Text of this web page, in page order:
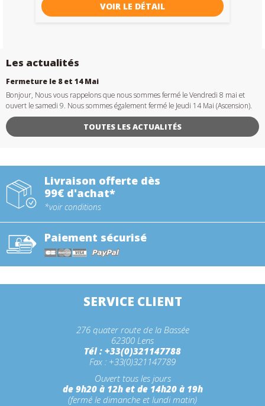
VOIR LE DÉTAIL
Les actualités
Fermeture le 8 et 14 Mai
Bonjour, Nous vous rappelons que nous sommes fermé le Vendredi 8 mai et
ouvert le samedi 9. Nous sommes également fermé le Jeudi 14 Mai (Ascension).
TOUTES LES ACTUALITÉS
Livraison offerte dès
99€ d'achat*
*voir conditions
Paiement sécurisé
SERVICE CLIENT
276 quater route de la Bassée
62300 Lens
Tél : +33(0)321147788
Fax : +33(0)321147789
Ouvert tous les jours
de 9h20 à 12h et de 14h20 à 19h
(fermé le dimanche et lundi matin)